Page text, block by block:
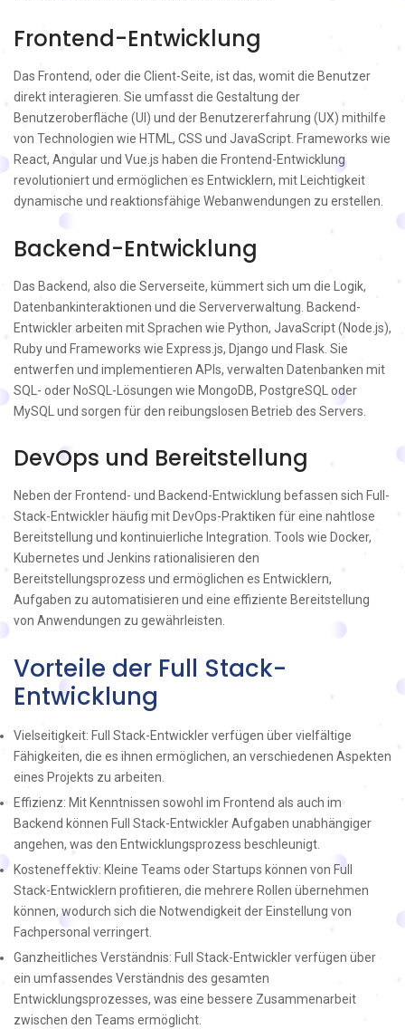
Frontend-Entwicklung
Das Frontend, oder die Client-Seite, ist das, womit die Benutzer
direkt interagieren. Sie umfasst die Gestaltung der
Benutzeroberfläche (UI) und der Benutzererfahrung (UX) mithilfe
von Technologien wie HTML, CSS und JavaScript. Frameworks wie
React, Angular und Vue.js haben die Frontend-Entwicklung
revolutioniert und ermöglichen es Entwicklern, mit Leichtigkeit
dynamische und reaktionsfähige Webanwendungen zu erstellen.
Backend-Entwicklung
Das Backend, also die Serverseite, kümmert sich um die Logik,
Datenbankinteraktionen und die Serververwaltung. Backend-
Entwickler arbeiten mit Sprachen wie Python, JavaScript (Node.js),
Ruby und Frameworks wie Express.js, Django und Flask. Sie
entwerfen und implementieren APIs, verwalten Datenbanken mit
SQL- oder NoSQL-Lösungen wie MongoDB, PostgreSQL oder
MySQL und sorgen für den reibungslosen Betrieb des Servers.
DevOps und Bereitstellung
Neben der Frontend- und Backend-Entwicklung befassen sich Full-
Stack-Entwickler häufig mit DevOps-Praktiken für eine nahtlose
Bereitstellung und kontinuierliche Integration. Tools wie Docker,
Kubernetes und Jenkins rationalisieren den
Bereitstellungsprozess und ermöglichen es Entwicklern,
Aufgaben zu automatisieren und eine effiziente Bereitstellung
von Anwendungen zu gewährleisten.
Vorteile der Full Stack-
Entwicklung
Vielseitigkeit: Full Stack-Entwickler verfügen über vielfältige
Fähigkeiten, die es ihnen ermöglichen, an verschiedenen Aspekten
eines Projekts zu arbeiten.
Effizienz: Mit Kenntnissen sowohl im Frontend als auch im
Backend können Full Stack-Entwickler Aufgaben unabhängiger
angehen, was den Entwicklungsprozess beschleunigt.
Kosteneffektiv: Kleine Teams oder Startups können von Full
Stack-Entwicklern profitieren, die mehrere Rollen übernehmen
können, wodurch sich die Notwendigkeit der Einstellung von
Fachpersonal verringert.
Ganzheitliches Verständnis: Full Stack-Entwickler verfügen über
ein umfassendes Verständnis des gesamten
Entwicklungsprozesses, was eine bessere Zusammenarbeit
zwischen den Teams ermöglicht.